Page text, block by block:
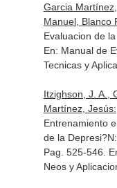
Garcia
Manuel, Blanco
Evaluacion de
En: Manual de
Tecnicas y
Itzighson, J. A.,
Martínez, Jesús:
Entrenamiento
de la
Pag. 525-546.
Neos y